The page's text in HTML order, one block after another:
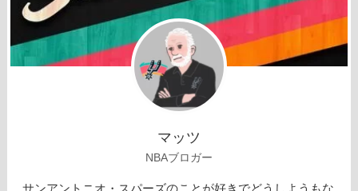
マッツ
NBAブロガー
サンアントニオ・スパーズのことが好きでどうしようもな